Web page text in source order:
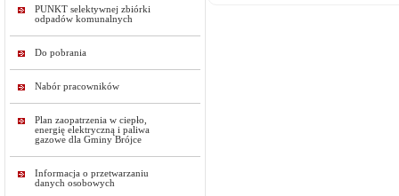
PUNKT selektywnej zbiórki
odpadów komunalnych
Do pobrania
Nabór pracowników
Plan zaopatrzenia w ciepło,
energię elektryczną i paliwa
gazowe dla Gminy Brójce
Informacja o przetwarzaniu
danych osobowych